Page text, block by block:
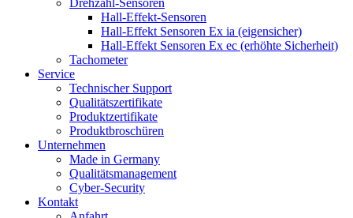
Drehzahl-Sensoren
Hall-Effekt-Sensoren
Hall-Effekt Sensoren Ex ia (eigensicher)
Hall-Effekt Sensoren Ex ec (erhöhte Sicherheit)
Tachometer
Service
Technischer Support
Qualitätszertifikate
Produktzertifikate
Produktbroschüren
Unternehmen
Made in Germany
Qualitätsmanagement
Cyber-Security
Kontakt